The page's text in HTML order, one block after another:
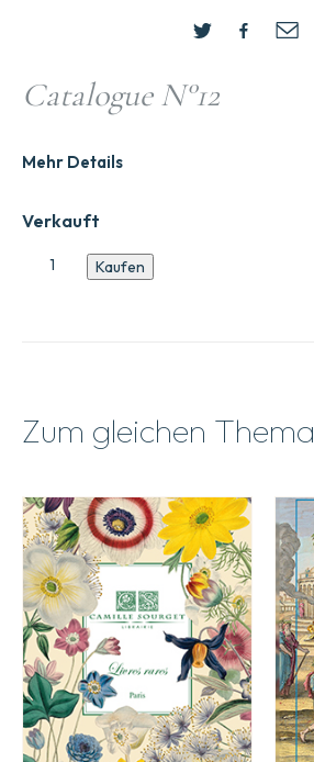
Catalogue N°12
Verkauft
Mehr Details
Katalog
Kaufen
Zum gleichen Thema